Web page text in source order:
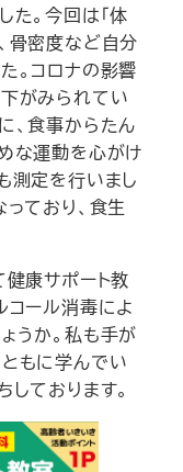
た。今回は「体
骨密度など自分
。コロナの影響
がみられてい
、食事からたん
な運動を心がけ
測定を行いまし
ており、食生
康サポート教
コール消毒によ
うか。私も手が
もに学んでい
ております。